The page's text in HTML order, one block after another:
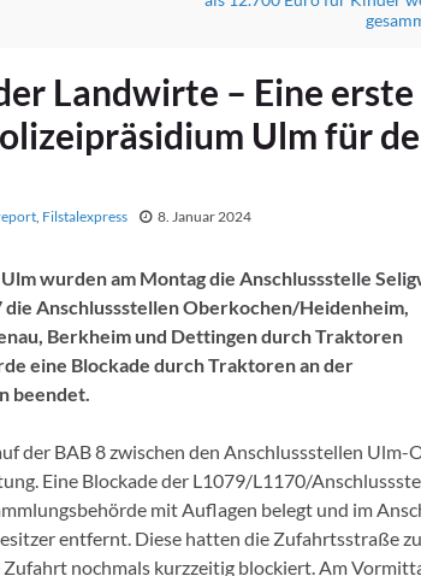
Landwirte – Eine erste
Ulm für
, Filstalexpress 8. Januar 2024
wurden am Montag die Anschlussstelle
die Anschlussstellen Oberkochen/Heidenheim,
Berkheim und Dettingen durch Traktoren
eine Blockade durch Traktoren an der
beendet.
der BAB 8 zwischen den Anschlussstellen Ulm-
Eine Blockade der L1079/L1170/
mit Auflagen belegt und im
entfernt. Diese hatten die Zufahrtsstraße
nochmals kurzzeitig blockiert. Am